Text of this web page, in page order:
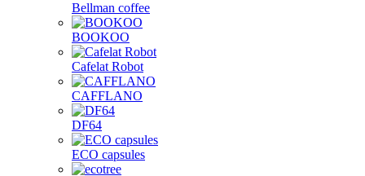
Bellman coffee
BOOKOO
Cafelat Robot
CAFFLANO
DF64
ECO capsules